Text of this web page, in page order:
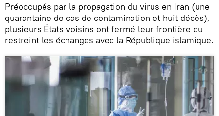
Préoccupés par la propagation du virus en Iran (une
quarantaine de cas de contamination et huit décès),
plusieurs États voisins ont fermé leur frontière ou
restreint les échanges avec la République islamique.